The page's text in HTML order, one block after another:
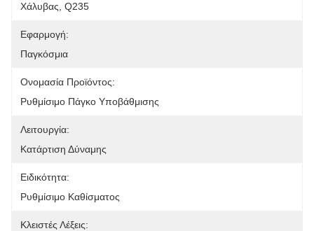
Χάλυβας, Q235
Εφαρμογή:
Παγκόσμια
Ονομασία Προϊόντος:
Ρυθμίσιμο Πάγκο Υποβάθμισης
Λειτουργία:
Κατάρτιση Δύναμης
Ειδικότητα:
Ρυθμίσιμο Καθίσματος
Κλειστές Λέξεις: